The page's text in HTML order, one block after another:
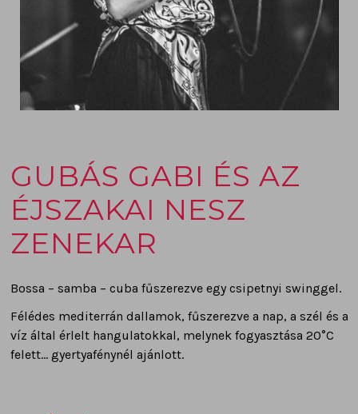
GUBÁS GABI ÉS AZ
ÉJSZAKAI NESZ
ZENEKAR
Bossa – samba – cuba fűszerezve egy csipetnyi swinggel.
Félédes mediterrán dallamok, fűszerezve a nap, a szél és a
víz által érlelt hangulatokkal, melynek fogyasztása 20°C
felett… gyertyafénynél ajánlott.